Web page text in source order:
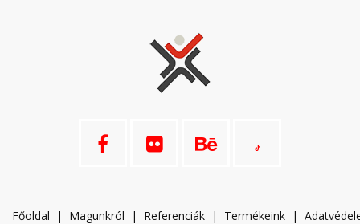
Főoldal | Magunkról | Referenciák | Termékeink | A